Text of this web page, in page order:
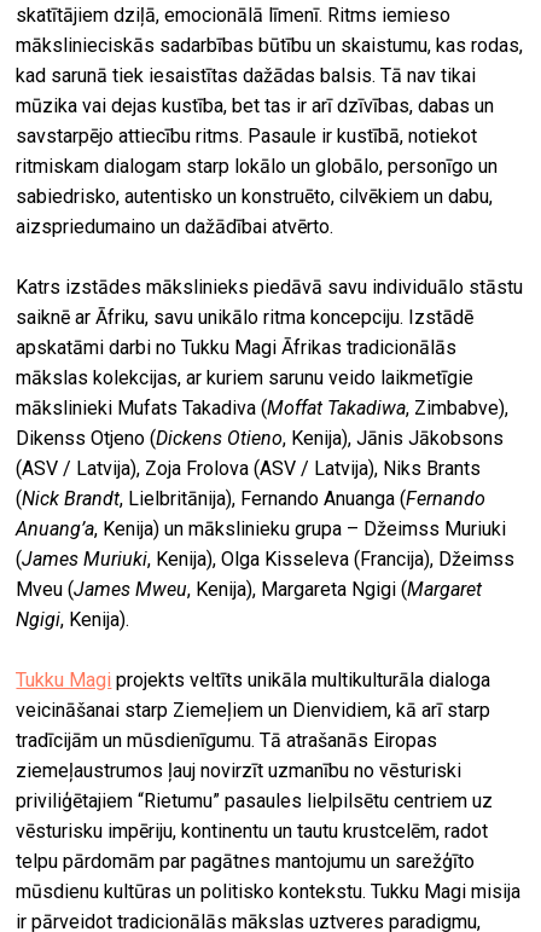
skatītājiem dziļā, emocionālā līmenī. Ritms iemieso
mākslinieciskās sadarbības būtību un skaistumu, kas rodas,
kad sarunā tiek iesaistītas dažādas balsis. Tā nav tikai
mūzika vai dejas kustība, bet tas ir arī dzīvības, dabas un
savstarpējo attiecību ritms. Pasaule ir kustībā, notiekot
ritmiskam dialogam starp lokālo un globālo, personīgo un
sabiedrisko, autentisko un konstruēto, cilvēkiem un dabu,
aizspriedumaino un dažādībai atvērto.
Katrs izstādes mākslinieks piedāvā savu individuālo stāstu
saiknē ar Āfriku, savu unikālo ritma koncepciju. Izstādē
apskatāmi darbi no Tukku Magi Āfrikas tradicionālās
mākslas kolekcijas, ar kuriem sarunu veido laikmetīgie
mākslinieki Mufats Takadiva (Moffat Takadiwa, Zimbabve),
Dikenss Otjeno (Dickens Otieno, Kenija), Jānis Jākobsons
(ASV / Latvija), Zoja Frolova (ASV / Latvija), Niks Brants
(Nick Brandt, Lielbritānija), Fernando Anuanga (Fernando
Anuang’a, Kenija) un mākslinieku grupa – Džeimss Muriuki
(James Muriuki, Kenija), Olga Kisseleva (Francija), Džeimss
Mveu (James Mweu, Kenija), Margareta Ngigi (Margaret
Ngigi, Kenija).
Tukku Magi projekts veltīts unikāla multikulturāla dialoga
veicināšanai starp Ziemeļiem un Dienvidiem, kā arī starp
tradīcijām un mūsdienīgumu. Tā atrašanās Eiropas
ziemeļaustrumos ļauj novirzīt uzmanību no vēsturiski
priviliģētajiem “Rietumu” pasaules lielpilsētu centriem uz
vēsturisku impēriju, kontinentu un tautu krustcelēm, radot
telpu pārdomām par pagātnes mantojumu un sarežģīto
mūsdienu kultūras un politisko kontekstu. Tukku Magi misija
ir pārveidot tradicionālās mākslas uztveres paradigmu,